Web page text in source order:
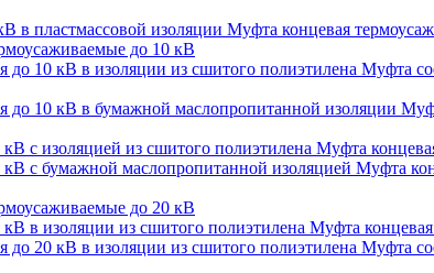
Муфта концевая
до 10 кВ
Муфта
Муфта
Муфта
до 20 кВ
Муфта
Муфта